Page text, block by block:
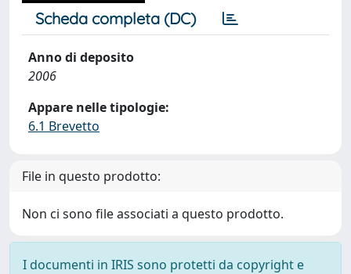
Scheda completa (DC)
Anno di deposito
2006
Appare nelle tipologie:
6.1 Brevetto
File in questo prodotto:
Non ci sono file associati a questo prodotto.
I documenti in IRIS sono protetti da copyright e